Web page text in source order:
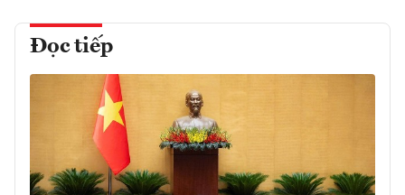
Đọc tiếp